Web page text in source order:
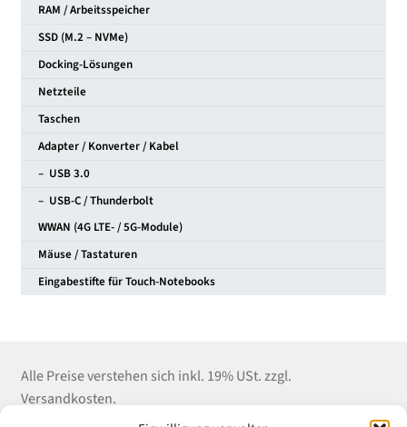
RAM / Arbeitsspeicher
SSD (M.2 – NVMe)
Docking-Lösungen
Netzteile
Taschen
Adapter / Konverter / Kabel
– USB 3.0
– USB-C / Thunderbolt
WWAN (4G LTE- / 5G-Module)
Mäuse / Tastaturen
Eingabestifte für Touch-Notebooks
Alle Preise verstehen sich inkl. 19% USt. zzgl.
Versandkosten.